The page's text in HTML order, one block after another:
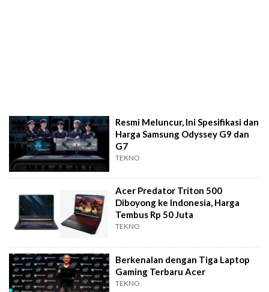
Resmi Meluncur, Ini Spesifikasi dan
Harga Samsung Odyssey G9 dan
G7
TEKNO
Acer Predator Triton 500
Diboyong ke Indonesia, Harga
Tembus Rp 50 Juta
TEKNO
Berkenalan dengan Tiga Laptop
Gaming Terbaru Acer
TEKNO